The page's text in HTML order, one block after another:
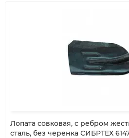
Лопата совковая, с ребром
сталь, без черенка СИБРТЕХ